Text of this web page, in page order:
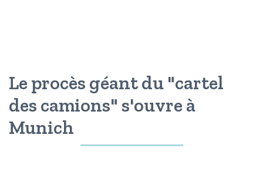
Le procès géant du "cartel
des camions" s'ouvre à
Munich